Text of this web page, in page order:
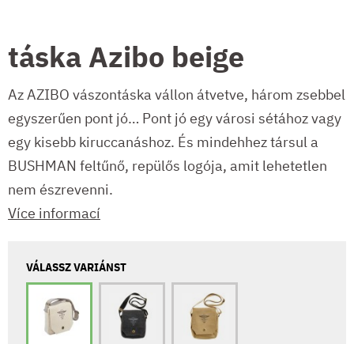
táska Azibo beige
Az AZIBO vászontáska vállon átvetve, három zsebbel
egyszerűen pont jó… Pont jó egy városi sétához vagy
egy kisebb kiruccanáshoz. És mindehhez társul a
BUSHMAN feltűnő, repülős logója, amit lehetetlen
nem észrevenni.
Více informací
VÁLASSZ VARIÁNST